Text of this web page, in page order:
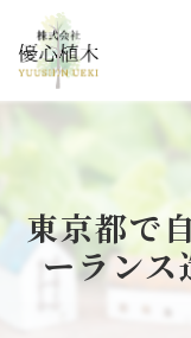
東京都で
ーラン